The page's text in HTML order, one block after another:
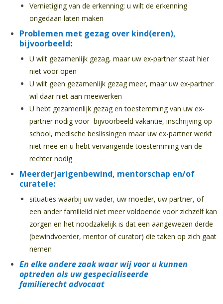
Vernietiging van de erkenning: u wilt de erkenning
ongedaan laten maken
Problemen met gezag over kind(eren),
bijvoorbeeld:
U wilt gezamenlijk gezag, maar uw ex-partner staat hier
niet voor open
U wilt geen gezamenlijk gezag meer, maar uw ex-partner
wil daar niet aan meewerken
U hebt gezamenlijk gezag en toestemming van uw ex-
partner nodig voor bijvoorbeeld vakantie, inschrijving op
school, medische beslissingen maar uw ex-partner werkt
niet mee en u hebt vervangende toestemming van de
rechter nodig
Meerderjarigenbewind, mentorschap en/of
curatele:
situaties waarbij uw vader, uw moeder, uw partner, of
een ander familielid niet meer voldoende voor zichzelf kan
zorgen en het noodzakelijk is dat een aangewezen derde
(bewindvoerder, mentor of curator) die taken op zich gaat
nemen
En elke andere zaak waar wij voor u kunnen
optreden als uw gespecialiseerde
familierecht advocaat